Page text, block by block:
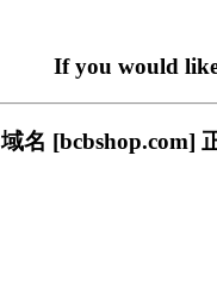
If you would
域名 [bcbshop.com]